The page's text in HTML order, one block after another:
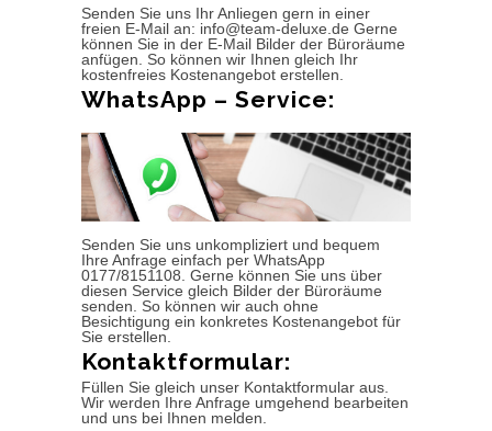
Senden Sie uns Ihr Anliegen gern in einer
freien E-Mail an: info@team-deluxe.de Gerne
können Sie in der E-Mail Bilder der Büroräume
anfügen. So können wir Ihnen gleich Ihr
kostenfreies Kostenangebot erstellen.
WhatsApp – Service:
Senden Sie uns unkompliziert und bequem
Ihre Anfrage einfach per WhatsApp
0177/8151108. Gerne können Sie uns über
diesen Service gleich Bilder der Büroräume
senden. So können wir auch ohne
Besichtigung ein konkretes Kostenangebot für
Sie erstellen.
Kontaktformular:
Füllen Sie gleich unser Kontaktformular aus.
Wir werden Ihre Anfrage umgehend bearbeiten
und uns bei Ihnen melden.